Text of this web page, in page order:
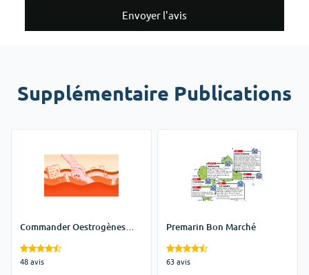
Envoyer l'avis
Supplémentaire Publications
Commander Oestrogènes
48 avis
Premarin Bon Marché
63 avis